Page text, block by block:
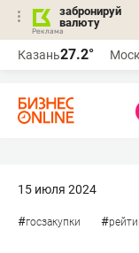
забронируй
валюту
Казань27.2°
15 июля 2024
#госзакупки #